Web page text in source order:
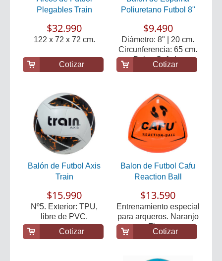
Plegables Train
$32.990
122 x 72 x 72 cm.
Cotizar
Poliuretano Futbol 8"
$9.490
Diámetro: 8" | 20 cm.
Circunferencia: 65 cm.
Balon Soft d...
Cotizar
Balón de Futbol Axis
Train
$15.990
Nº5. Exterior: TPU,
libre de PVC.
Cotizar
Balon de Futbol Cafu
Reaction Ball
$13.590
Entrenamiento especial
para arqueros. Naranjo
Fluor.
Cotizar